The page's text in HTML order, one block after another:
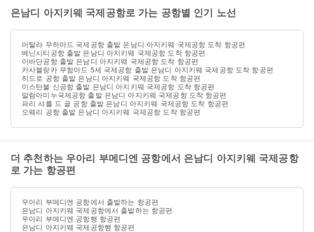
은남디 아지키웨 국제공항로 가는 공항별 인기 노선
머탈라 무하마드 국제공항 출발 은남디 아지키웨 국제공항 도착 항공편
베닌시티공항 출발 은남디 아지키웨 국제공항 도착 항공편
이바단공항 출발 은남디 아지키웨 국제공항 도착 항공편
카사블랑카 무함마드 5세 국제공항 출발 은남디 아지키웨 국제공항 도착 항공편
히드로 공항 출발 은남디 아지키웨 국제공항 도착 항공편
이스탄불 신공항 출발 은남디 아지키웨 국제공항 도착 항공편
말람아미누국제공항 출발 은남디 아지키웨 국제공항 도착 항공편
파리 샤를 드 골 공항 출발 은남디 아지키웨 국제공항 도착 항공편
오웨리 공항 출발 은남디 아지키웨 국제공항 도착 항공편
더 추천하는 우아리 부메디엔 공항에서 은남디 아지키웨 국제공항
로 가는 항공편
우아리 부메디엔 공항에서 출발하는 항공편
은남디 아지키웨 국제공항에서 출발하는 항공편
우아리 부메디엔 공항행 항공편
은남디 아지키웨 국제공항행 항공편